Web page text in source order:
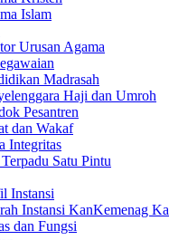
Islam
Urusan Agama
Madrasah
Haji dan Umroh
Pesantren
dan Wakaf
Integritas
Satu Pintu
Instansi
Instansi KanKemenag
dan Fungsi